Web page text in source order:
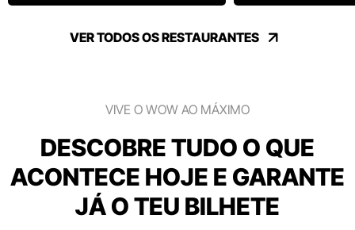
VER TODOS OS RESTAURANTES
VIVE O WOW AO MÁXIMO
DESCOBRE TUDO O QUE
ACONTECE HOJE E GARANTE
JÁ O TEU BILHETE